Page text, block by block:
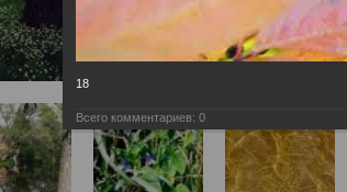
18
Всего комментариев: 0